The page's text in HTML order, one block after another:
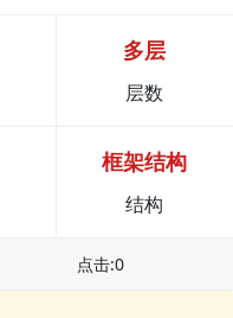
多层
层数
框架结构
结构
点击:0